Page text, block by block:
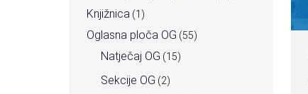
Knjižnica (1)
Oglasna ploča OG (55)
Natječaj OG (15)
Sekcije OG (2)